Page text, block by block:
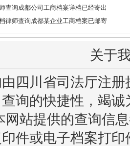
查询成都公司工商档案详档已经寄出
律师查询成都某企业工商档案已邮寄
关于
四川省司法厅注
询的快捷性，竭
网站提供的查询信
件或电子档案打